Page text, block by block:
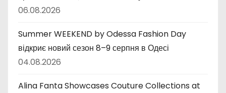
06.08.2026
Summer WEEKEND by Odessa Fashion Day
відкриє новий сезон 8–9 серпня в Одесі
04.08.2026
Alina Fanta Showcases Couture Collections at